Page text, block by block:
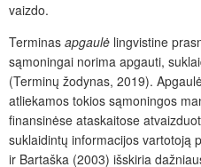
vaizdo.
Terminas apgaulė lingvistine
sąmoningai norima apgauti,
(Terminų žodynas, 2019).
atliekamos tokios sąmoningos
finansinėse ataskaitose
suklaidintų informacijos vartotoją
ir Bartaška (2003) išskiria